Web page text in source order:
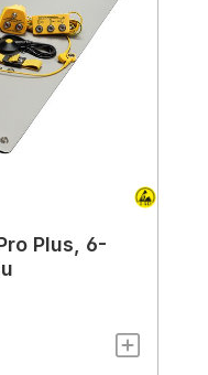
Plus, 6-